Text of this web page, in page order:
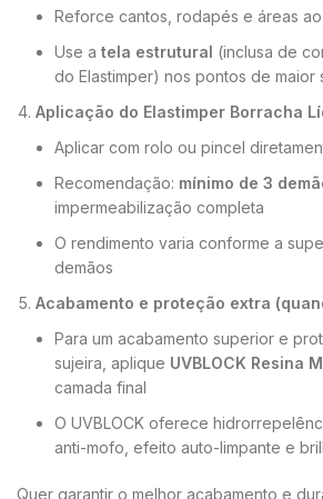
Reforce cantos, rodapés e áreas
Use a tela estrutural (inclusa de
do Elastimper) nos pontos de maior
Aplicação do Elastimper Borracha
Aplicar com rolo ou pincel
Recomendação: mínimo de 3
impermeabilização completa
O rendimento varia conforme a
demãos
Acabamento e proteção extra
Para um acabamento superior e
sujeira, aplique UVBLOCK Resina
camada final
O UVBLOCK oferece
anti-mofo, efeito auto-limpante e
Quer garantir o melhor acabamento e